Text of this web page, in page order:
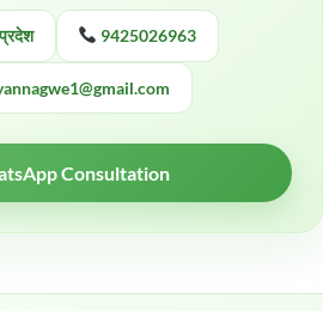
9425026963
Consultation